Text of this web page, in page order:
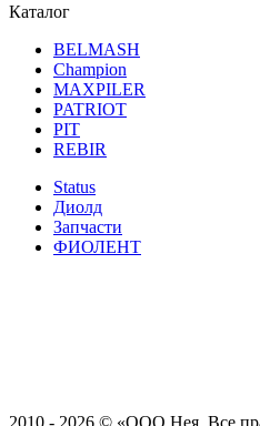
Каталог
BELMASH
Champion
MAXPILER
PATRIOT
PIT
REBIR
Status
Диолд
Запчасти
ФИОЛЕНТ
2010 - 2026 © «ООО Нея. Все